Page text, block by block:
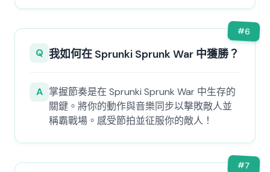
#6
Q 我如何在 Sprunki Sprunk War 中獲勝？
A 掌握節奏是在 Sprunki Sprunk War 中生存的
關鍵。將你的動作與音樂同步以擊敗敵人並
稱霸戰場。感受節拍並征服你的敵人！
#7